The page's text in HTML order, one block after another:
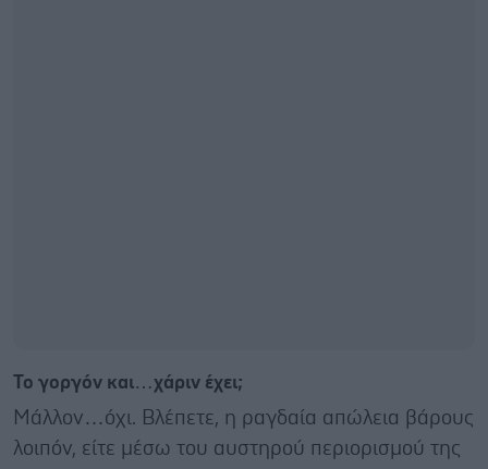
Το γοργόν και…χάριν έχει;
Μάλλον…όχι. Βλέπετε, η ραγδαία απώλεια βάρους
λοιπόν, είτε μέσω του αυστηρού περιορισμού της